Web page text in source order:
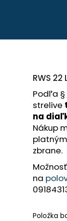
RWS
Podľa §
strelive
na
Nákup
zbrane.
na
Položka
POĽOVNÍCKE